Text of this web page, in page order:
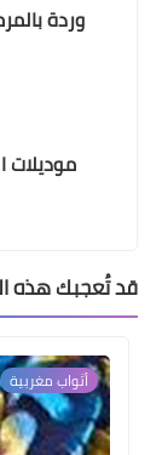
وردة
موديلات
قد تُعجبك هذه
أثواب مغربية